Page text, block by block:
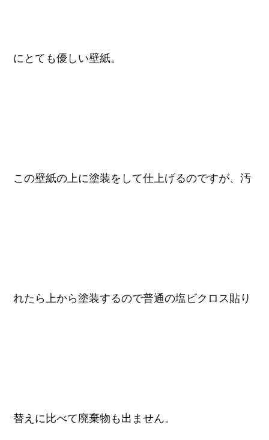
にとても優しい壁紙。
この壁紙の上に塗装をして仕上げるのですが、汚
れたら上から塗装するので普通の塩ビクロス貼り
替えに比べて廃棄物も出ません。